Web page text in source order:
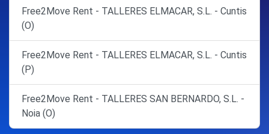
Free2Move Rent - TALLERES ELMACAR, S.L. - Cuntis
(O)
Free2Move Rent - TALLERES ELMACAR, S.L. - Cuntis
(P)
Free2Move Rent - TALLERES SAN BERNARDO, S.L. -
Noia (O)